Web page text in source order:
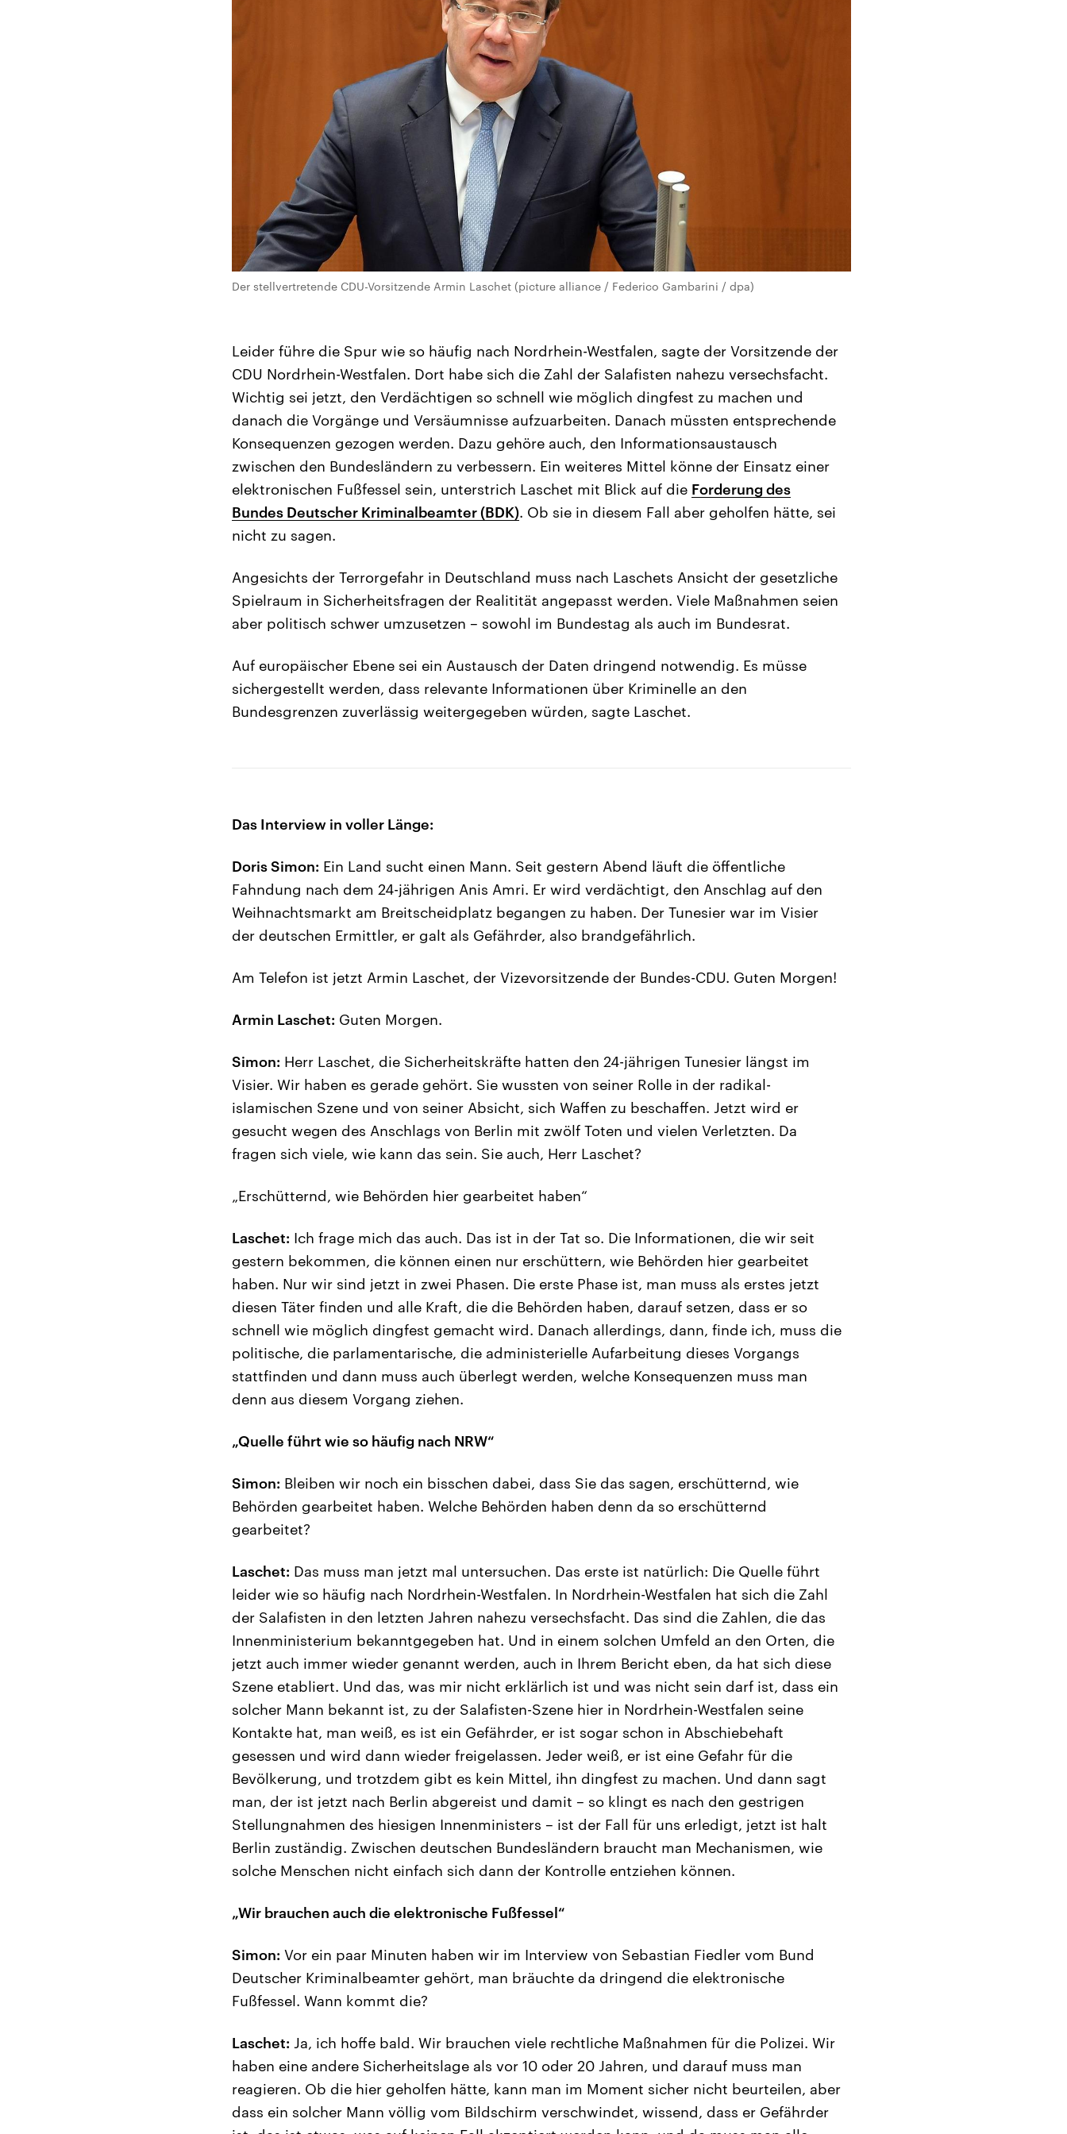
Der stellvertretende CDU-Vorsitzende Armin Laschet (picture alliance / Federico Gambarini / dpa)
Leider führe die Spur wie so häufig nach Nordrhein-Westfalen, sagte der Vorsitzende der
CDU Nordrhein-Westfalen. Dort habe sich die Zahl der Salafisten nahezu versechsfacht.
Wichtig sei jetzt, den Verdächtigen so schnell wie möglich dingfest zu machen und
danach die Vorgänge und Versäumnisse aufzuarbeiten. Danach müssten entsprechende
Konsequenzen gezogen werden. Dazu gehöre auch, den Informationsaustausch
zwischen den Bundesländern zu verbessern. Ein weiteres Mittel könne der Einsatz einer
elektronischen Fußfessel sein, unterstrich Laschet mit Blick auf die Forderung des
Bundes Deutscher Kriminalbeamter (BDK). Ob sie in diesem Fall aber geholfen hätte, sei
nicht zu sagen.
Angesichts der Terrorgefahr in Deutschland muss nach Laschets Ansicht der gesetzliche
Spielraum in Sicherheitsfragen der Realitität angepasst werden. Viele Maßnahmen seien
aber politisch schwer umzusetzen – sowohl im Bundestag als auch im Bundesrat.
Auf europäischer Ebene sei ein Austausch der Daten dringend notwendig. Es müsse
sichergestellt werden, dass relevante Informationen über Kriminelle an den
Bundesgrenzen zuverlässig weitergegeben würden, sagte Laschet.
Das Interview in voller Länge:
Doris Simon: Ein Land sucht einen Mann. Seit gestern Abend läuft die öffentliche
Fahndung nach dem 24-jährigen Anis Amri. Er wird verdächtigt, den Anschlag auf den
Weihnachtsmarkt am Breitscheidplatz begangen zu haben. Der Tunesier war im Visier
der deutschen Ermittler, er galt als Gefährder, also brandgefährlich.
Am Telefon ist jetzt Armin Laschet, der Vizevorsitzende der Bundes-CDU. Guten Morgen!
Armin Laschet: Guten Morgen.
Simon: Herr Laschet, die Sicherheitskräfte hatten den 24-jährigen Tunesier längst im
Visier. Wir haben es gerade gehört. Sie wussten von seiner Rolle in der radikal-
islamischen Szene und von seiner Absicht, sich Waffen zu beschaffen. Jetzt wird er
gesucht wegen des Anschlags von Berlin mit zwölf Toten und vielen Verletzten. Da
fragen sich viele, wie kann das sein. Sie auch, Herr Laschet?
„Erschütternd, wie Behörden hier gearbeitet haben“
Laschet: Ich frage mich das auch. Das ist in der Tat so. Die Informationen, die wir seit
gestern bekommen, die können einen nur erschüttern, wie Behörden hier gearbeitet
haben. Nur wir sind jetzt in zwei Phasen. Die erste Phase ist, man muss als erstes jetzt
diesen Täter finden und alle Kraft, die die Behörden haben, darauf setzen, dass er so
schnell wie möglich dingfest gemacht wird. Danach allerdings, dann, finde ich, muss die
politische, die parlamentarische, die administerielle Aufarbeitung dieses Vorgangs
stattfinden und dann muss auch überlegt werden, welche Konsequenzen muss man
denn aus diesem Vorgang ziehen.
„Quelle führt wie so häufig nach NRW“
Simon: Bleiben wir noch ein bisschen dabei, dass Sie das sagen, erschütternd, wie
Behörden gearbeitet haben. Welche Behörden haben denn da so erschütternd
gearbeitet?
Laschet: Das muss man jetzt mal untersuchen. Das erste ist natürlich: Die Quelle führt
leider wie so häufig nach Nordrhein-Westfalen. In Nordrhein-Westfalen hat sich die Zahl
der Salafisten in den letzten Jahren nahezu versechsfacht. Das sind die Zahlen, die das
Innenministerium bekanntgegeben hat. Und in einem solchen Umfeld an den Orten, die
jetzt auch immer wieder genannt werden, auch in Ihrem Bericht eben, da hat sich diese
Szene etabliert. Und das, was mir nicht erklärlich ist und was nicht sein darf ist, dass ein
solcher Mann bekannt ist, zu der Salafisten-Szene hier in Nordrhein-Westfalen seine
Kontakte hat, man weiß, es ist ein Gefährder, er ist sogar schon in Abschiebehaft
gesessen und wird dann wieder freigelassen. Jeder weiß, er ist eine Gefahr für die
Bevölkerung, und trotzdem gibt es kein Mittel, ihn dingfest zu machen. Und dann sagt
man, der ist jetzt nach Berlin abgereist und damit – so klingt es nach den gestrigen
Stellungnahmen des hiesigen Innenministers – ist der Fall für uns erledigt, jetzt ist halt
Berlin zuständig. Zwischen deutschen Bundesländern braucht man Mechanismen, wie
solche Menschen nicht einfach sich dann der Kontrolle entziehen können.
„Wir brauchen auch die elektronische Fußfessel“
Simon: Vor ein paar Minuten haben wir im Interview von Sebastian Fiedler vom Bund
Deutscher Kriminalbeamter gehört, man bräuchte da dringend die elektronische
Fußfessel. Wann kommt die?
Laschet: Ja, ich hoffe bald. Wir brauchen viele rechtliche Maßnahmen für die Polizei. Wir
haben eine andere Sicherheitslage als vor 10 oder 20 Jahren, und darauf muss man
reagieren. Ob die hier geholfen hätte, kann man im Moment sicher nicht beurteilen, aber
dass ein solcher Mann völlig vom Bildschirm verschwindet, wissend, dass er Gefährder